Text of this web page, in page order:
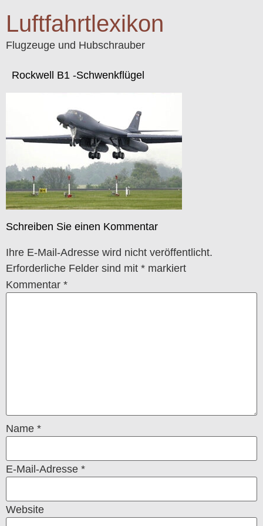
Luftfahrtlexikon
Flugzeuge und Hubschrauber
Rockwell B1 -Schwenkflügel
Schreiben Sie einen Kommentar
Ihre E-Mail-Adresse wird nicht veröffentlicht.
Erforderliche Felder sind mit * markiert
Kommentar *
Name *
E-Mail-Adresse *
Website